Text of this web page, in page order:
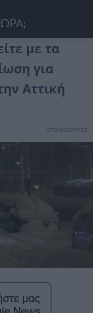
με τα
για
Αττική
επικαιpότnτα